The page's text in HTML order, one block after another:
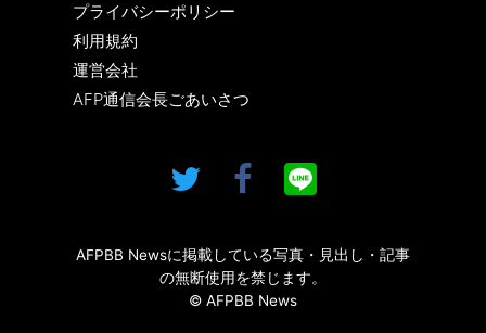
プライバシーポリシー
利用規約
運営会社
AFP通信会長ごあいさつ
AFPBB Newsに掲載している写真・見出し・記事
の無断使用を禁じます。
© AFPBB News